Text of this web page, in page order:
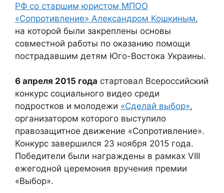
РФ со старшим юристом МПОО
«Сопротивление» Александром Кошкиным,
на которой были закреплены основы
совместной работы по оказанию помощи
пострадавшим детям Юго-Востока Украины.
6 апреля 2015 года стартовал Всероссийский
конкурс социального видео среди
подростков и молодежи «Сделай выбор»,
организатором которого выступило
правозащитное движение «Сопротивление».
Конкурс завершился 23 ноября 2015 года.
Победители были награждены в рамках VIII
ежегодной церемония вручения премии
«Выбор».